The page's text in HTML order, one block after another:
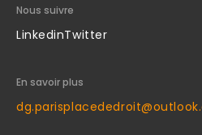
Nous suivre
LinkedinTwitter
En savoir plus